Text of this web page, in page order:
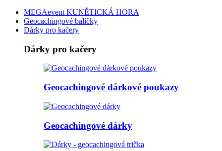
MEGAevent KUNĚTICKÁ HORA
Geocachingové balíčky
Dárky pro kačery
Dárky pro kačery
Geocachingové dárkové poukazy
Geocachingové dárky